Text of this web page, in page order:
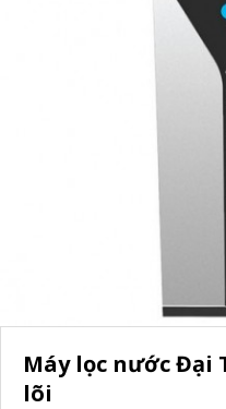
Máy lọc nước Đại
lõi